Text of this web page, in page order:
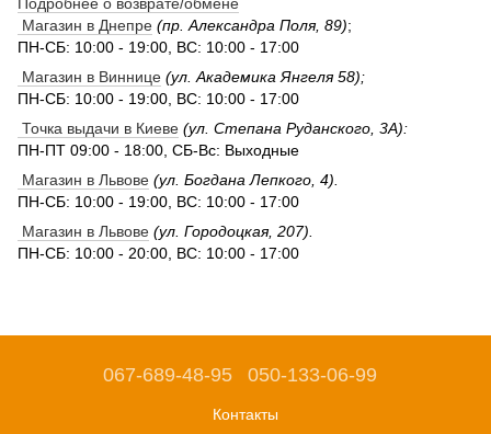
Подробнее о возврате/обмене
Магазин в Днепре (пр. Александра Поля, 89);
ПН-СБ: 10:00 - 19:00, ВС: 10:00 - 17:00
Магазин в Виннице (ул. Академика Янгеля 58);
ПН-СБ: 10:00 - 19:00, ВС: 10:00 - 17:00
Точка выдачи в Киеве (ул. Степана Руданского, 3А):
ПН-ПТ 09:00 - 18:00, СБ-Вс: Выходные
Магазин в Львове (ул. Богдана Лепкого, 4).
ПН-СБ: 10:00 - 19:00, ВС: 10:00 - 17:00
Магазин в Львове (ул. Городоцкая, 207).
ПН-СБ: 10:00 - 20:00, ВС: 10:00 - 17:00
067-689-48-95 050-133-06-99
Контакты